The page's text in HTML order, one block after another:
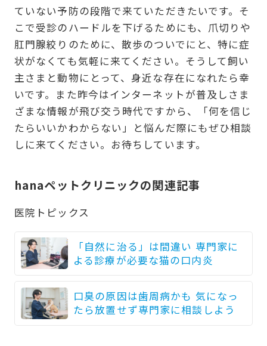
ていない予防の段階で来ていただきたいです。そ
こで受診のハードルを下げるためにも、爪切りや
肛門腺絞りのために、散歩のついでにと、特に症
状がなくても気軽に来てください。そうして飼い
主さまと動物にとって、身近な存在になれたら幸
いです。また昨今はインターネットが普及しさま
ざまな情報が飛び交う時代ですから、「何を信じ
たらいいかわからない」と悩んだ際にもぜひ相談
しに来てください。お待ちしています。
hanaペットクリニックの関連記事
医院トピックス
「自然に治る」は間違い 専門家に
よる診療が必要な猫の口内炎
口臭の原因は歯周病かも 気になっ
たら放置せず専門家に相談しよう